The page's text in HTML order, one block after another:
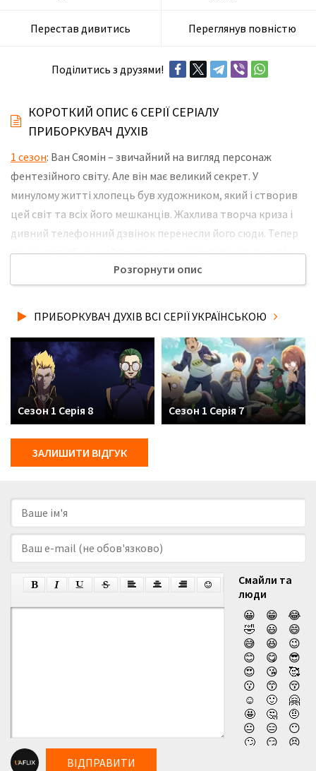
Перестав дивитись Переглянув повністю
Поділитись з друзями!
КОРОТКИЙ ОПИС 6 СЕРІЇ СЕРІАЛУ
ПРИБОРКУВАЧ ДУХІВ
1 сезон: Ван Сяомін – звичайний на вигляд персонаж
фентезійного світу. Але він має великий секрет. У
минулому житті хлопець був художником, який і створив
цей світ та всіх його мешканців. Жахлива творча криза і
дивний телефонний дзвінок перенесли його сюди. Тепер
герою потрібно знайти своє місце серед героїв, яких він
сам колись намалював. Це неймовірна подорож, де
забудьте розповісти друзям, де Ви дивились нову 6 серію
hd якості та з українськими субтитрами!
Розгорнути опис
ПРИБОРКУВАЧ ДУХІВ ВСІ СЕРІЇ УКРАЇНСЬКОЮ
Сезон 1 Серія 8 Сезон 1 Серія 7
ЗАЛИШИТИ ВІДГУК
Смайли та
люди
😀
😁
😂
🤣
😃
😄
😅
😆
😉
😊
😋
😎
😍
😘
🥰
😗
😙
😚
☺️
🙂
🤗
🤩
🤔
🤨
😐
😑
😶
🙄
😏
😣
ВІДПРАВИТИ